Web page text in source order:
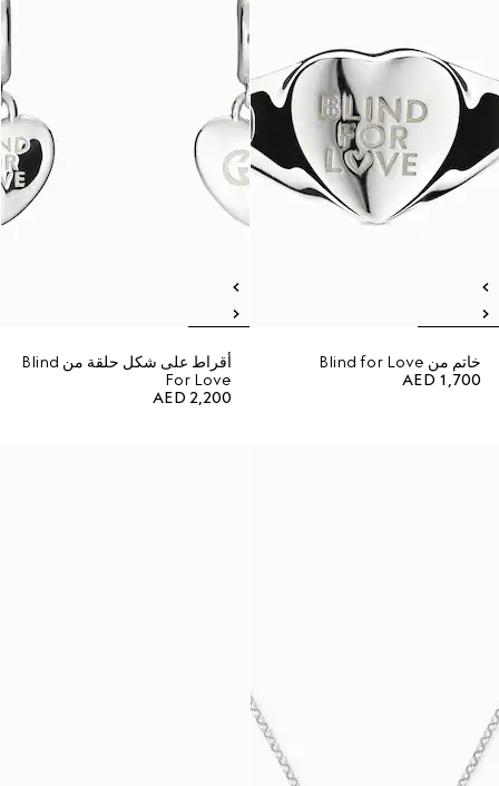
خاتم من Blind for Love
AED 1,700
أقراط على شكل حلقة من Blind
For Love
AED 2,200